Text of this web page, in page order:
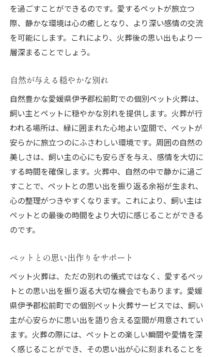
を過ごすことができるのです。愛するペットが旅立つ
際、静かな環境は心の癒しとなり、より深い感情の交流
を可能にします。これにより、火葬後の思い出もより一
層深まることでしょう。
自然が与える穏やかな別れ
自然豊かな愛媛県伊予郡松前町での個別ペット火葬は、
飼い主とペットに穏やかな別れを提供します。火葬が行
われる場所は、緑に囲まれた心地よい空間で、ペットが
安らかに旅立つのにふさわしい環境です。周囲の自然の
美しさは、飼い主の心にも安らぎを与え、感情を大切に
する時間を確保します。火葬中、自然の中で静かに過ご
すことで、ペットとの思い出を振り返る余裕が生まれ、
心の整理がつきやすくなります。これにより、飼い主は
ペットとの最後の時間をより大切に感じることができる
のです。
ペットとの思い出作りをサポート
ペット火葬は、ただの別れの儀式ではなく、愛するペッ
トとの思い出を振り返る大切な機会でもあります。愛媛
県伊予郡松前町での個別ペット火葬サービスでは、飼い
主が心安らかに思い出を語り合える空間が用意されてい
ます。火葬の際には、ペットとの楽しい瞬間や愛情を深
く感じることができ、その思い出が心に刻まれることを